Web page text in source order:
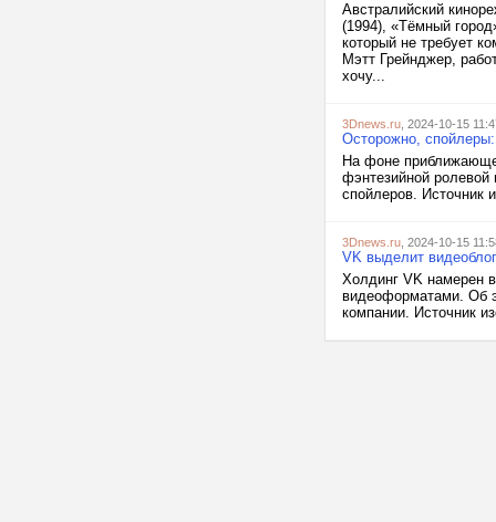
Австралийский
(1994), «Тёмный
который не требует
Мэтт Грейнджер,
хочу...
3Dnews.ru , 2024-10-15
Осторожно,
На фоне
фэнтезийной ролевой
спойлеров. Источник
3Dnews.ru , 2024-10-15
VK выделит
Холдинг VK намерен
видеоформатами. Об
компании. Источник